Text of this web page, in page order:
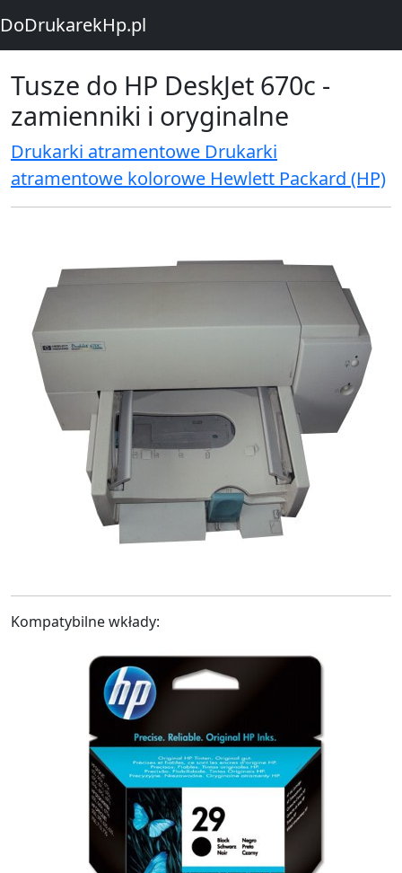
DoDrukarekHp.pl
Tusze do HP DeskJet 670c -
zamienniki i oryginalne
Drukarki atramentowe Drukarki
atramentowe kolorowe Hewlett Packard (HP)
Kompatybilne wkłady: